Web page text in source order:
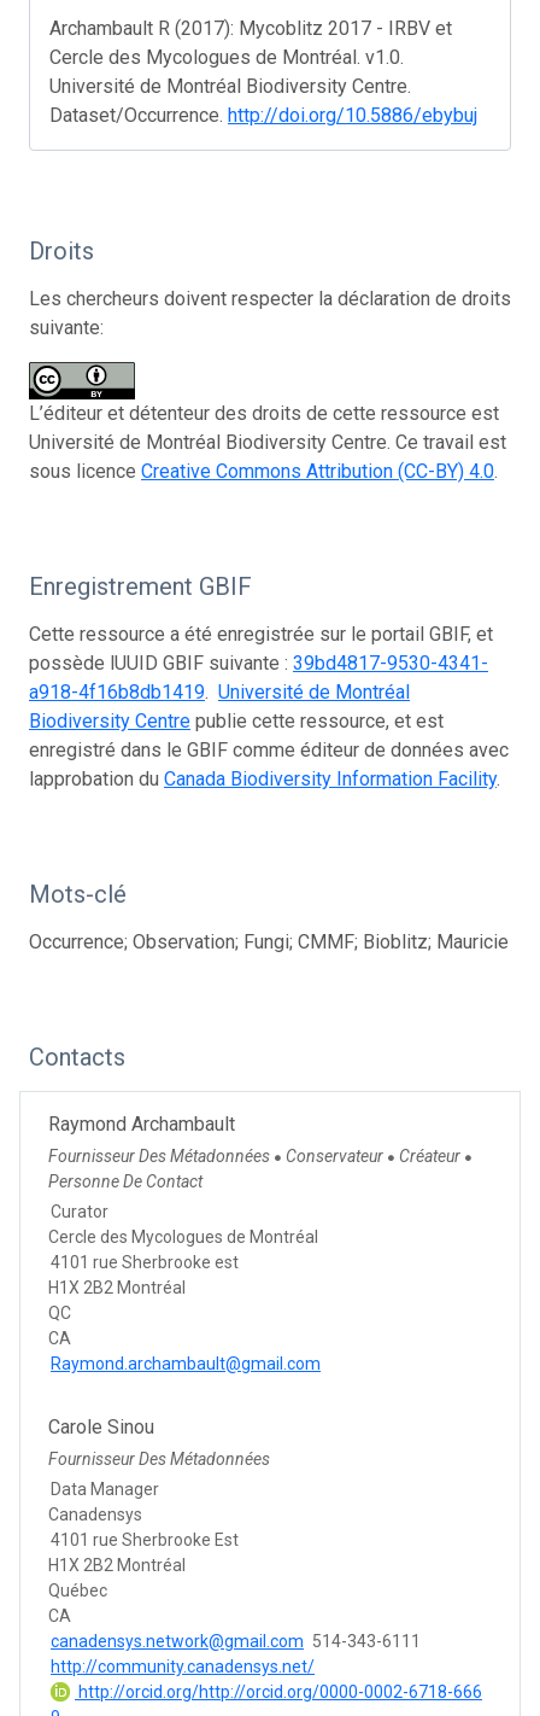
Archambault R (2017): Mycoblitz 2017 - IRBV et
Cercle des Mycologues de Montréal. v1.0.
Université de Montréal Biodiversity Centre.
Dataset/Occurrence. http://doi.org/10.5886/ebybuj
Droits
Les chercheurs doivent respecter la déclaration de droits
suivante:
L’éditeur et détenteur des droits de cette ressource est
Université de Montréal Biodiversity Centre. Ce travail est
sous licence Creative Commons Attribution (CC-BY) 4.0.
Enregistrement GBIF
Cette ressource a été enregistrée sur le portail GBIF, et
possède lUUID GBIF suivante : 39bd4817-9530-4341-
a918-4f16b8db1419. Université de Montréal
Biodiversity Centre publie cette ressource, et est
enregistré dans le GBIF comme éditeur de données avec
lapprobation du Canada Biodiversity Information Facility.
Mots-clé
Occurrence; Observation; Fungi; CMMF; Bioblitz; Mauricie
Contacts
Raymond Archambault
Fournisseur Des Métadonnées ● Conservateur ● Créateur ●
Personne De Contact
Curator
Cercle des Mycologues de Montréal
4101 rue Sherbrooke est
H1X 2B2 Montréal
QC
CA
Raymond.archambault@gmail.com
Carole Sinou
Fournisseur Des Métadonnées
Data Manager
Canadensys
4101 rue Sherbrooke Est
H1X 2B2 Montréal
Québec
CA
canadensys.network@gmail.com 514-343-6111
http://community.canadensys.net/
http://orcid.org/http://orcid.org/0000-0002-6718-666